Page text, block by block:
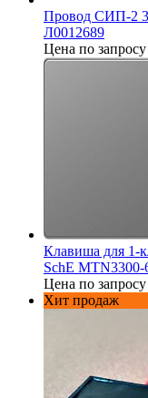
Провод СИП-2
Л0012689
Цена по запросу
Клавиша для 1-
SchE MTN3300-
Цена по запросу
Хит продаж